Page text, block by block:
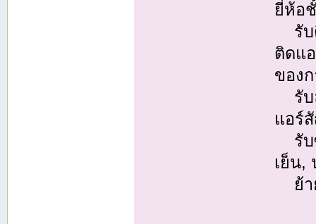
ยี่ห้อ
รับ
ติดแ
ของ
รับ
แอร์
รับ
เย็น,
ย้า